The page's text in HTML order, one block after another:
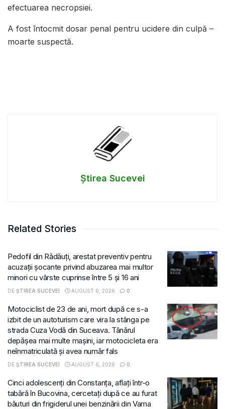
efectuarea necropsiei.
A fost întocmit dosar penal pentru ucidere din culpă –
moarte suspectă.
Știrea Sucevei
Related Stories
Pedofil din Rădăuți, arestat preventiv pentru
acuzații șocante privind abuzarea mai multor
minori cu vârste cuprinse între 5 și 16 ani
DE ȘTIREA SUCEVEI AUGUST 6, 2026 0
Motociclist de 23 de ani, mort după ce s-a
izbit de un autoturism care vira la stânga pe
strada Cuza Vodă din Suceava. Tânărul
depășea mai multe mașini, iar motocicleta era
neînmatriculată și avea număr fals
DE ȘTIREA SUCEVEI AUGUST 6, 2026 0
Cinci adolescenți din Constanța, aflați într-o
tabără în Bucovina, cercetați după ce au furat
băuturi din frigiderul unei benzinării din Vama